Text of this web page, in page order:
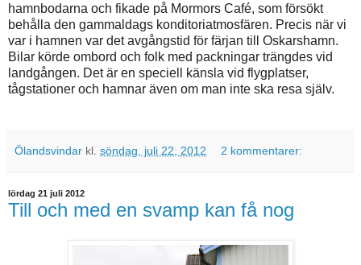
hamnbodarna och fikade på Mormors Café, som försökt
behålla den gammaldags konditoriatmosfären. Precis när vi
var i hamnen var det avgångstid för färjan till Oskarshamn.
Bilar körde ombord och folk med packningar trängdes vid
landgången. Det är en speciell känsla vid flygplatser,
tågstationer och hamnar även om man inte ska resa själv.
Ölandsvindar kl. söndag, juli 22, 2012 2 kommentarer:
lördag 21 juli 2012
Till och med en svamp kan få nog